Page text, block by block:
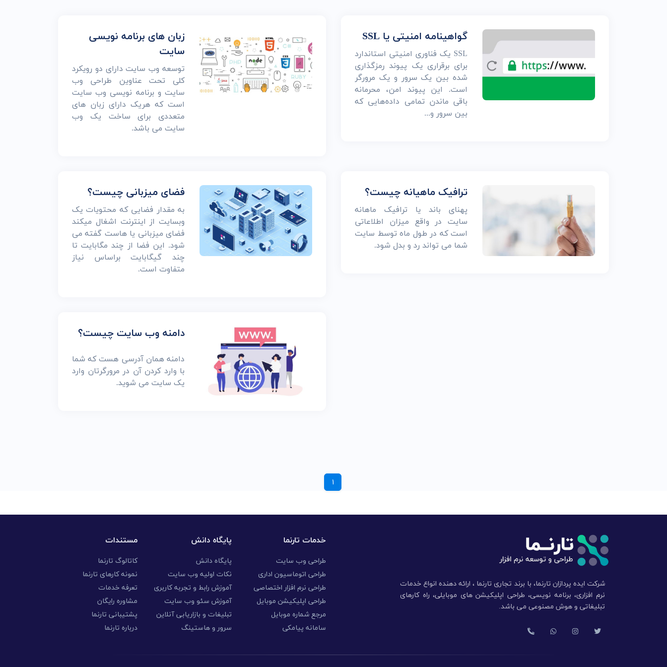
طراحی وب سایت اختصاصی
طراحی حرفه ای انواع وب سایت طراحی اپلیکیشن تحت وب
زبان های برنامه نویسی
سایت
توسعه وب سایت دارای دو رویکرد
کلی تحت عناوین طراحی وب
سایت و برنامه نویسی وب سایت
است که هریک دارای زبان های
متعددی برای ساخت یک وب
سایت می باشد.
گواهینامه امنیتی یا SSL
SSL یک فناوری امنیتی استاندارد
برای برقراری یک پیوند رمزگذاری
شده بین یک سرور و یک مرورگر
است. این پیوند امن، محرمانه
باقی ماندن تمامی داده‌هایی که
بین سرور و...
فضای میزبانی چیست؟
به مقدار فضایی که محتویات یک
وبسایت از اینترنت اشغال میکند
فضای میزبانی یا هاست گفته می
شود. این فضا از چند مگابایت تا
چند گیگابایت براساس نیاز
متفاوت است.
ترافیک ماهیانه چیست؟
پهنای باند یا ترافیک ماهانه
سایت در واقع میزان اطلاعاتی
است که در طول ماه توسط سایت
شما می تواند رد و بدل شود.
دامنه وب سایت چیست؟
دامنه همان آدرسی هست که شما
با وارد کردن آن در مرورگرتان وارد
یک سایت می شوید.
1
شرکت ایده پردازان تارنما، با برند تجاری تارنما ، ارائه دهنده انواع خدمات
نرم افزاری، برنامه نویسی، طراحی اپلیکیشن های موبایلی، راه کارهای
تبلیغاتی و هوش مصنوعی می باشد.
خدمات تارنما
طراحی وب سایت
طراحی اتوماسیون اداری
طراحی نرم افزار اختصاصی
طراحی اپلیکیشن موبایل
مرجع شماره موبایل
سامانه پیامکی
پایگاه دانش
پایگاه دانش
نکات اولیه وب سایت
آموزش رابط و تجربه کاربری
آموزش سئو وب سایت
تبلیغات و بازاریابی آنلاین
سرور و هاستینگ
مستندات
کاتالوگ تارنما
نمونه کارهای تارنما
تعرفه خدمات
مشاوره رایگان
پشتیبانی تارنما
درباره تارنما